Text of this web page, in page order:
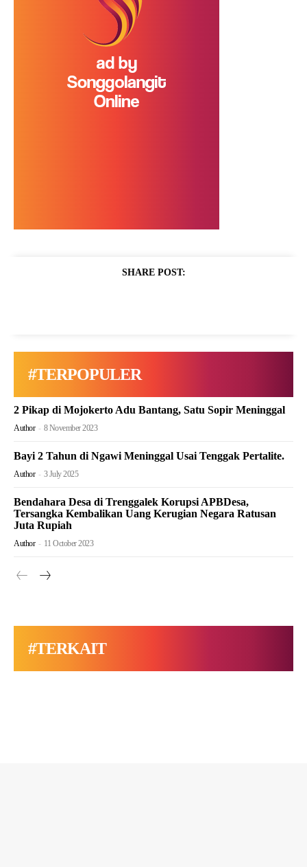
SHARE POST:
#TERPOPULER
2 Pikap di Mojokerto Adu Bantang, Satu Sopir Meninggal
Author - 8 November 2023
Bayi 2 Tahun di Ngawi Meninggal Usai Tenggak Pertalite.
Author - 3 July 2025
Bendahara Desa di Trenggalek Korupsi APBDesa,
Tersangka Kembalikan Uang Kerugian Negara Ratusan
Juta Rupiah
Author - 11 October 2023
#TERKAIT